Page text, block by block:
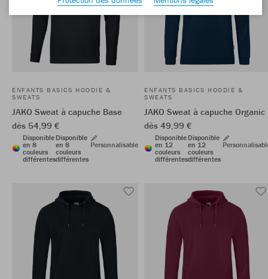
ENFANTS BASICS HOODIE &
SWEATS
JAKO Sweat à capuche Base
dès 54,99 €
Disponible
en 8
couleurs
différentes
Disponible
en 8
couleurs
différentes
Personnalisable
ENFANTS BASICS HOODIE &
SWEATS
JAKO Sweat à capuche Organic
dès 49,99 €
Disponible
en 12
couleurs
différentes
Disponible
en 12
couleurs
différentes